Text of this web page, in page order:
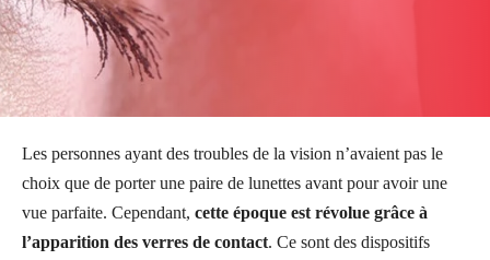
Les personnes ayant des troubles de la vision n’avaient pas le
choix que de porter une paire de lunettes avant pour avoir une
vue parfaite. Cependant, cette époque est révolue grâce à
l’apparition des verres de contact. Ce sont des dispositifs